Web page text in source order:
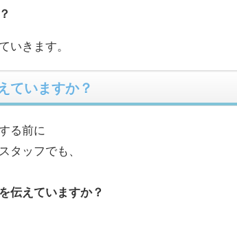
いきます。
ていますか？
る前に
タッフでも、
伝えていますか？